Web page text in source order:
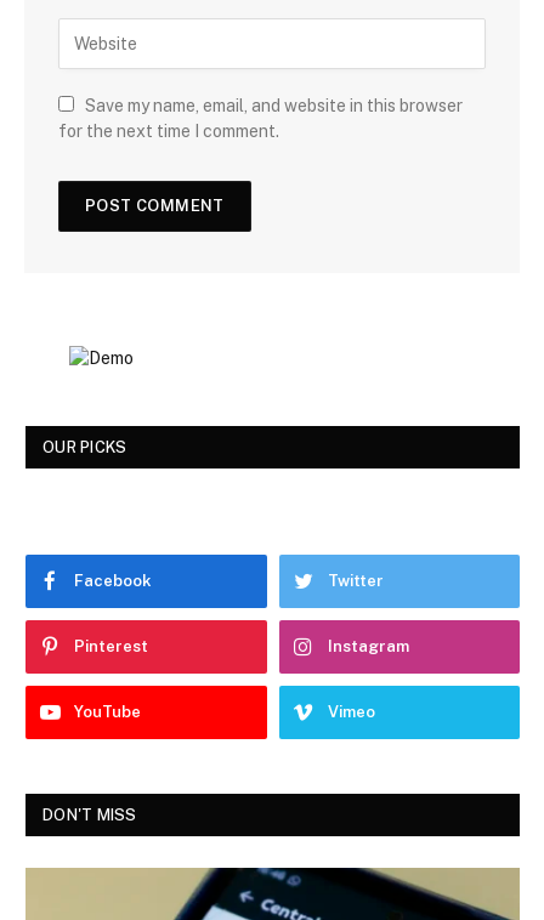
Save my name, email, and website in this browser
for the next time I comment.
OUR PICKS
Facebook Twitter
Pinterest Instagram
YouTube Vimeo
DON'T MISS